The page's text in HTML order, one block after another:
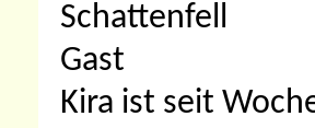
Schattenfell
Gast
Kira ist seit